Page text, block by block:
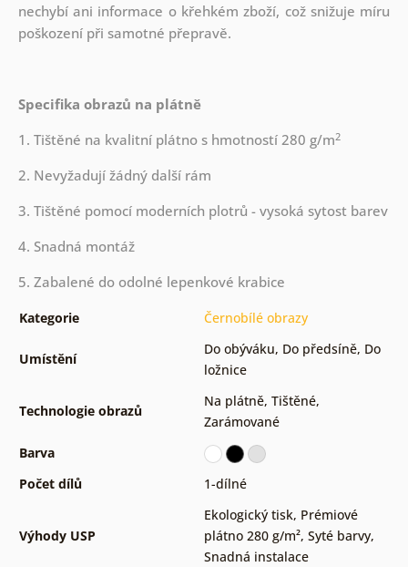
nechybí ani informace o křehkém zboží, což snižuje míru
poškození při samotné přepravě.
Specifika obrazů na plátně
1. Tištěné na kvalitní plátno s hmotností 280 g/m2
2. Nevyžadují žádný další rám
3. Tištěné pomocí moderních plotrů - vysoká sytost barev
4. Snadná montáž
5. Zabalené do odolné lepenkové krabice
Kategorie Černobílé obrazy
Umístění
Do obýváku, Do předsíně, Do
ložnice
Technologie obrazů
Na plátně, Tištěné,
Zarámované
Barva
Počet dílů
1-dílné
Výhody USP
Ekologický tisk, Prémiové
plátno 280 g/m², Syté barvy,
Snadná instalace